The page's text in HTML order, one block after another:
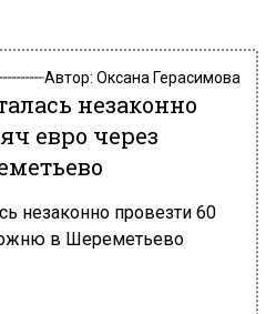
Автор: Оксана Герасимова
незаконно
евро через